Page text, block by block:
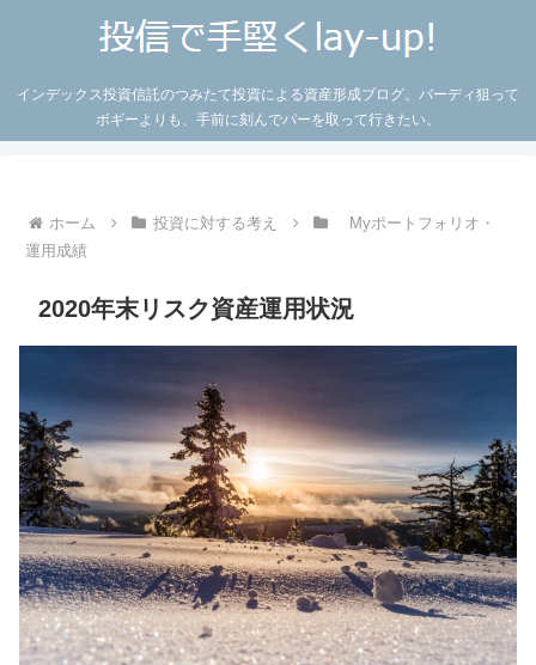
インデックス投資信託のつみたて投資による資産形成ブログ。バーディ狙って
ボギーよりも、手前に刻んでパーを取って行きたい。
ホーム 投資に対する考え
Myポートフォリオ・
運用成績
2020年末リスク資産運用状況